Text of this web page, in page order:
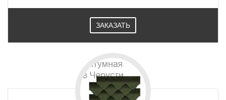
ЗАКАЗАТЬ
Даю согласие на обработку персональных данных